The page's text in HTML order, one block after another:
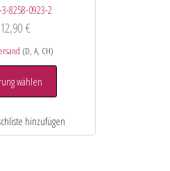
8258-0923-2
12,90 €
(D, A, CH)
wählen